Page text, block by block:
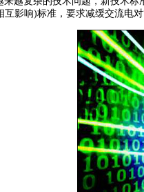
互影响)标准，要求减缓交流电对